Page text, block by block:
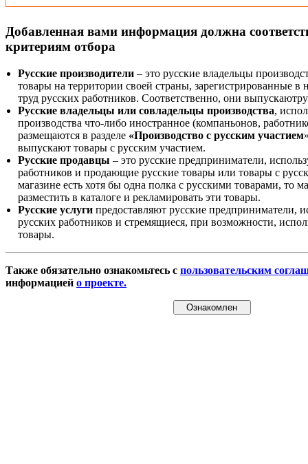
Добавленная вами информация должна
критериям отбора
Русские производители – это русские владельцы
товары на территории своей страны, зарегистрированные
труд русских работников. Соответственно, они
Русские владельцы или совладельцы производства,
производства что-либо иностранное (компаньонов,
размещаются в разделе «Производство с русским участием
выпускают товары с русским участием.
Русские продавцы – это русские предприниматели,
работников и продающие русские товары или товары с
магазине есть хотя бы одна полка с русскими товарами, то
разместить в каталоге и рекламировать эти товары.
Русские услуги предоставляют русские предприниматели,
русских работников и стремящиеся, при возможности,
товары.
Также обязательно ознакомьтесь с пользовательским
информацией о проекте.
Ознакомлен